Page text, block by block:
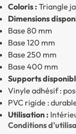
Coloris : Triangle
Dimensions
Base 80 mm
Base 120 mm
Base 250 mm
Base 400 mm
Supports
Vinyle adhésif :
PVC rigide :
Utilisation :
Conditions